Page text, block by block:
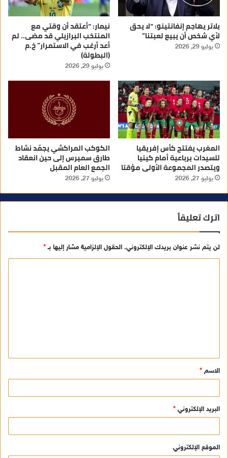
بلاتر يهاجم إنفانتينو: “لا يحق
لأي شخص أن يبيع لعبتنا”
يوليو 29, 2026
نيمار: “أعتقد أن وقتي مع
المنتخب البرازيلي قد مضى.. لم
أعد أرغب في الاستمرار” خ.م
(البطولة)
يوليو 29, 2026
المغرب يفتتح كأس إفريقيا
للسيدات برباعية أمام كينيا
ويتصدر المجموعة الأولى مؤقتا
يوليو 27, 2026
الكوكب المراكشي يجمّد نشاط
طارق سميرس إلى حين انعقاد
الجمع العام المقبل
يوليو 27, 2026
اترك تعليقاً
لن يتم نشر عنوان بريدك الإلكتروني. الحقول الإلزامية مشار إليها بـ*
ق
*
الاسم *
البريد الإلكتروني *
الموقع الإلكتروني